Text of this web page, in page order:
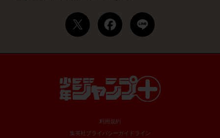
利用規約
集英社プライバシーガイドライン